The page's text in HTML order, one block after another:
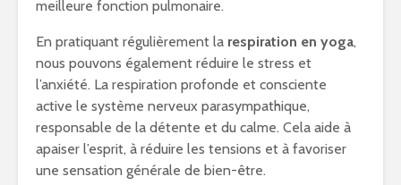
meilleure fonction pulmonaire.
En pratiquant régulièrement la respiration en yoga,
nous pouvons également réduire le stress et
l’anxiété. La respiration profonde et consciente
active le système nerveux parasympathique,
responsable de la détente et du calme. Cela aide à
apaiser l’esprit, à réduire les tensions et à favoriser
une sensation générale de bien-être.